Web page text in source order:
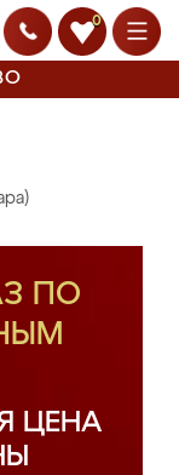
0
ПО
ЦЕНА